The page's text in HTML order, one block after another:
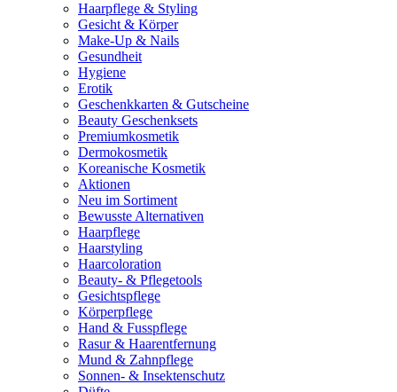
Haarpflege & Styling
Gesicht & Körper
Make-Up & Nails
Gesundheit
Hygiene
Erotik
Geschenkkarten & Gutscheine
Beauty Geschenksets
Premiumkosmetik
Dermokosmetik
Koreanische Kosmetik
Aktionen
Neu im Sortiment
Bewusste Alternativen
Haarpflege
Haarstyling
Haarcoloration
Beauty- & Pflegetools
Gesichtspflege
Körperpflege
Hand & Fusspflege
Rasur & Haarentfernung
Mund & Zahnpflege
Sonnen- & Insektenschutz